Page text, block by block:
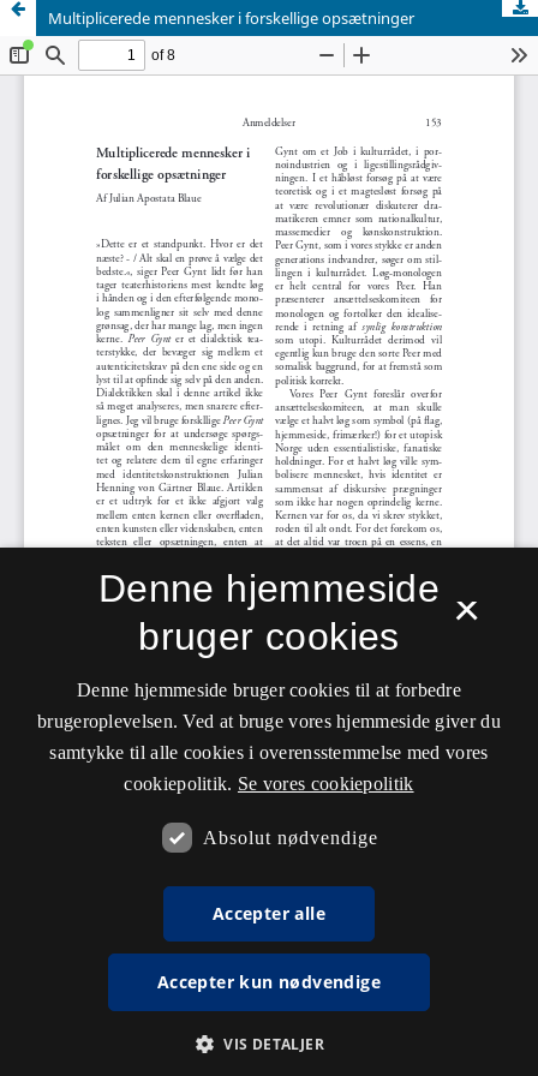
Multiplicerede mennesker i forskellige opsætninger
×
Denne hjemmeside
bruger cookies
Denne hjemmeside bruger cookies til at forbedre
brugeroplevelsen. Ved at bruge vores hjemmeside giver du
samtykke til alle cookies i overensstemmelse med vores
cookiepolitik. Se vores cookiepolitik
Absolut nødvendige
Accepter alle
Accepter kun nødvendige
VIS DETALJER